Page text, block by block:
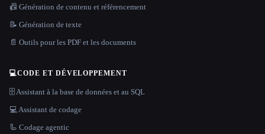
📠 Génération de contenu et référencement
📝 Génération de texte
📄 Outils pour les PDF et les documents
💻CODE ET DÉVELOPPEMENT
🗄️ Assistant à la base de données et au SQL
💻 Assistant de codage
🦾 Codage agentic